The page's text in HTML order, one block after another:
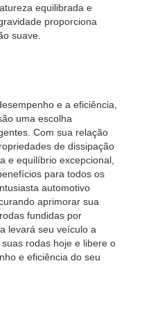
equilibrada e
proporciona
suave.
e a eficiência,
uma escolha
Com sua relação
de dissipação
e equilíbrio excepcional,
para todos os
automotivo
aprimorar sua
fundidas por
levará seu veículo a
rodas hoje e libere o
e eficiência do seu